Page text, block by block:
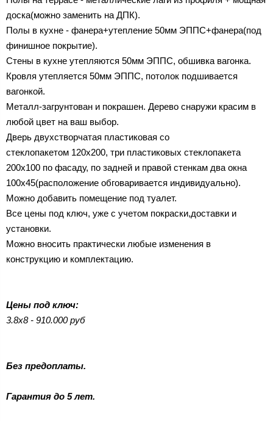
доска(можно заменить на ДПК).
Полы в кухне - фанера+утепление 50мм ЭППС+фанера(под
финишное покрытие).
Стены в кухне утепляются 50мм ЭППС, обшивка вагонка.
Кровля утепляется 50мм ЭППС, потолок подшивается
вагонкой.
Металл-загрунтован и покрашен. Дерево снаружи красим в
любой цвет на ваш выбор.
Дверь двухстворчатая пластиковая со
стеклопакетом 120х200, три пластиковых стеклопакета
200х100 по фасаду, по задней и правой стенкам два окна
100х45(расположение обговаривается индивидуально).
Можно добавить помещение под туалет.
Все цены под ключ, уже с учетом покраски,доставки и
установки.
Можно вносить практически любые изменения в
конструкцию и комплектацию.
Цены под ключ:
3.8х8 - 910.000 руб
Без предоплаты.
Гарантия до 5 лет.